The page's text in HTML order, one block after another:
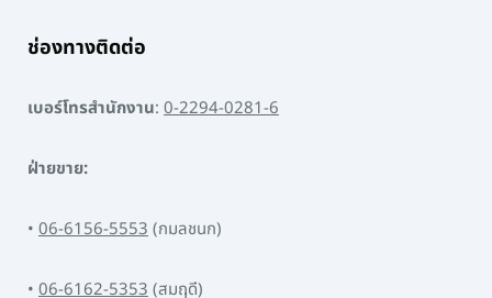
ช่องทางติดต่อ
เบอร์โทรสำนักงาน: 0-2294-0281-6
ฝ่ายขาย:
• 06-6156-5553(กมลชนก)
• 06-6162-5353(สมฤดี)